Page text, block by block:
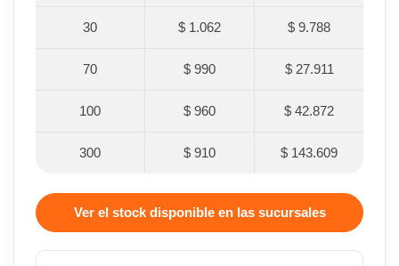
30 $ 1.062 $ 9.788
70 $ 990 $ 27.911
100 $ 960 $ 42.872
300 $ 910 $ 143.609
Ver el stock disponible en las sucursales